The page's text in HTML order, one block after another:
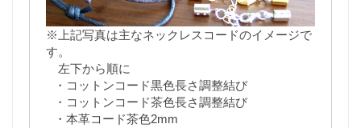
※上記写真は主なネックレスコードのイメージで
す。
左下から順に
・コットンコード黒色長さ調整結び
・コットンコード茶色長さ調整結び
・本革コード茶色2mm